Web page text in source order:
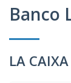
Banco
LA